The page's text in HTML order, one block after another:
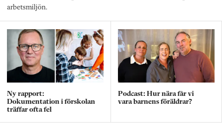
arbetsmiljön.
Ny rapport:
Dokumentation i förskolan
träffar ofta fel
Podcast: Hur nära får vi
vara barnens föräldrar?